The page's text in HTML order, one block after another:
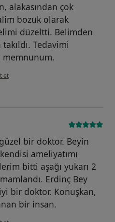
alakasından çok
bozuk olarak
düzeltti. Belimden
Tedavimi
memnunum.
göre f.....
et
bir doktor. Beyin
ameliyatımı
bitti aşağı yukarı 2
Erdinç Bey
bir doktor. Konuşkan,
bir insan.
göre r.....